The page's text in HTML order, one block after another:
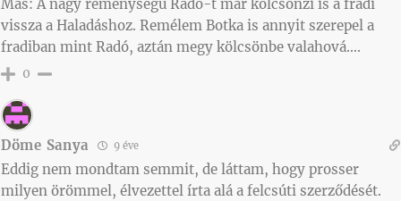
Más: A nagy reménységű Radó-t már kölcsönzi is a fradi
vissza a Haladáshoz. Remélem Botka is annyit szerepel a
fradiban mint Radó, aztán megy kölcsönbe valahová….
0
Döme Sanya 9 éve
Eddig nem mondtam semmit, de láttam, hogy prosser
milyen örömmel, élvezettel írta alá a felcsúti szerződését.